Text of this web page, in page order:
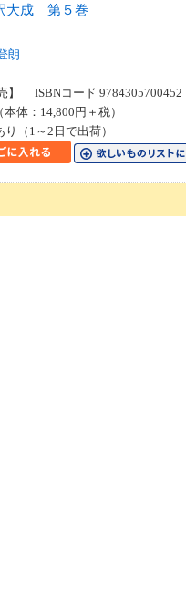
大成 第５巻
朗
】 ISBNコード 9784305700452
体：14,800円＋税）
（1～2日で出荷）